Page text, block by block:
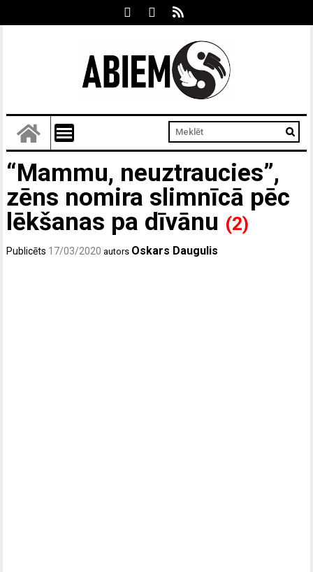
“Mammu, neuztraucies”,
zēns nomira slimnīcā pēc
lēkšanas pa dīvānu (2)
Publicēts 17/03/2020 autors Oskars Daugulis